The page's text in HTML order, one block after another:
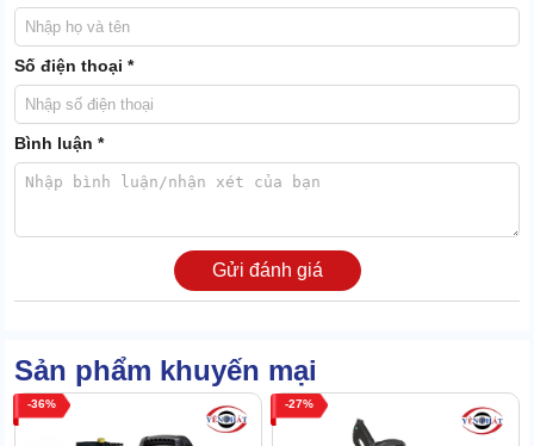
2. Sức hút của máy rửa xe mini JET-1800
Công suất máy rất lớn, áp lực mạnh nên tạo đường xịt siêu khỏe,
phù hợp với nhu cầu phun rửa xe ngay tại nhà.
Số điện thoại *
Bình luận *
Gửi đánh giá
Sản phẩm khuyến mại
36 27